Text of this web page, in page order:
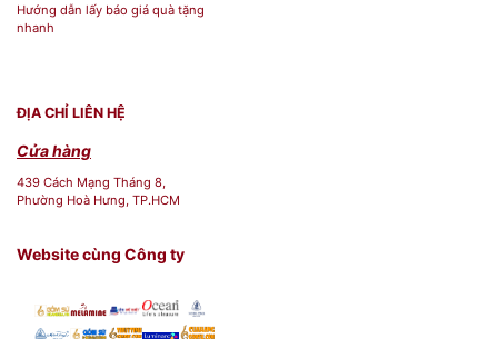
Hướng dẫn lấy báo giá quà tặng
nhanh
ĐỊA CHỈ LIÊN HỆ
Cửa hàng
439 Cách Mạng Tháng 8,
Phường Hoà Hưng, TP.HCM
Website cùng Công ty